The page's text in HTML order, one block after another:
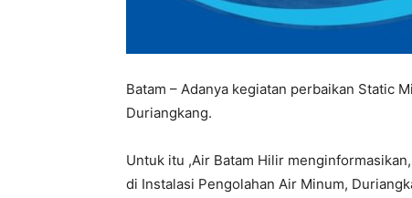
Batam – Adanya kegiatan perbaikan Static
Duriangkang.
Untuk itu ,Air Batam Hilir
di Instalasi Pengolahan Air Minum,